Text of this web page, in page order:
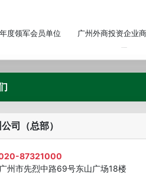
度领军会员单位
广州外商投资企业
届...
司（总部）
87321000
州市先烈中路69号东山广场18楼